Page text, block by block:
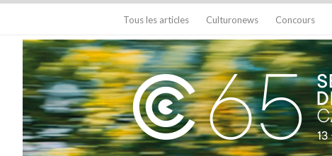
Tous les articles Culturonews Concours